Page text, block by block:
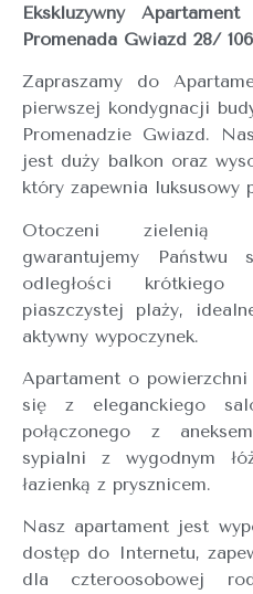
Ekskluzywny
Promenada Gwiazd 28/ 106
Zapraszamy do
pierwszej kondygnacji
Promenadzie Gwiazd.
jest duży balkon oraz
który zapewnia luksusowy
Otoczeni zielenią
gwarantujemy Państwu
odległości
piaszczystej plaży,
aktywny wypoczynek.
Apartament o powierzchni
się z eleganckiego
połączonego z
sypialni z wygodnym
łazienką z prysznicem.
Nasz apartament jest
dostęp do Internetu,
dla czteroosobowej